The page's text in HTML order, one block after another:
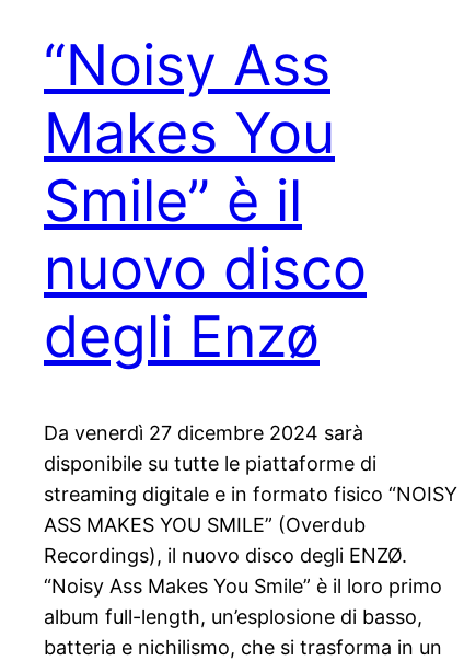
“Noisy Ass
Makes You
Smile” è il
nuovo disco
degli Enzø
Da venerdì 27 dicembre 2024 sarà
disponibile su tutte le piattaforme di
streaming digitale e in formato fisico “NOISY
ASS MAKES YOU SMILE” (Overdub
Recordings), il nuovo disco degli ENZØ.
“Noisy Ass Makes You Smile” è il loro primo
album full-length, un’esplosione di basso,
batteria e nichilismo, che si trasforma in un